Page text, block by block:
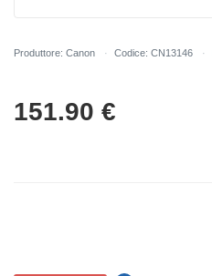
Produttore: Canon Codice: CN13146
151.90 €